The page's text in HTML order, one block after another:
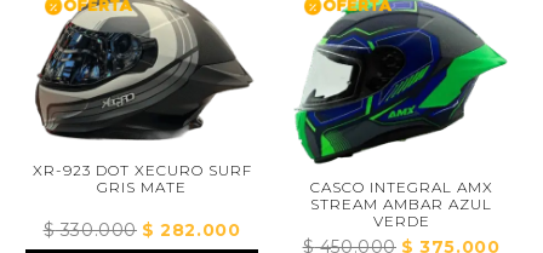
XR-923 DOT XECURO SURF
GRIS MATE
$330.000 El
$282.000El
CASCO INTEGRAL AMX
STREAM AMBAR AZUL
VERDE
$450.000 El
$375.000El